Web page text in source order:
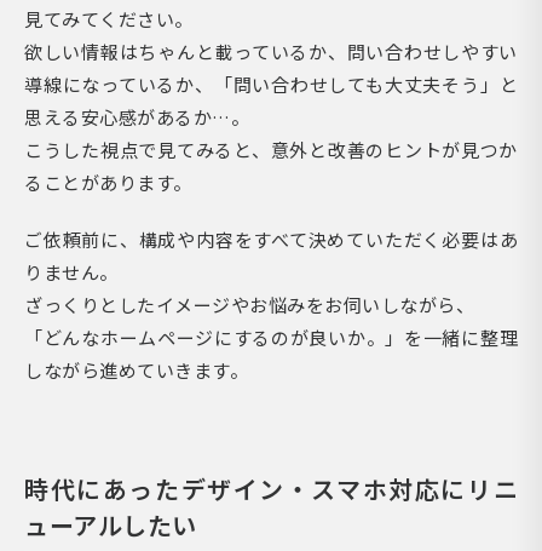
見てみてください。
欲しい情報はちゃんと載っているか、問い合わせしやすい
導線になっているか、「問い合わせしても大丈夫そう」と
思える安心感があるか…。
こうした視点で見てみると、意外と改善のヒントが見つか
ることがあります。
ご依頼前に、構成や内容をすべて決めていただく必要はあ
りません。
ざっくりとしたイメージやお悩みをお伺いしながら、
「どんなホームページにするのが良いか。」を一緒に整理
しながら進めていきます。
時代にあったデザイン・スマホ対応にリニ
ューアルしたい